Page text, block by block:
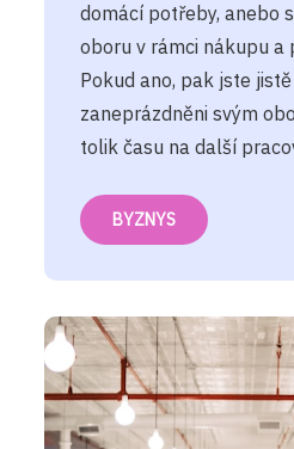
domácí potřeby, anebo
oboru v rámci nákupu a
Pokud ano, pak jste
zaneprázdněni svým
tolik času na další
BYZNYS